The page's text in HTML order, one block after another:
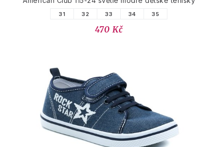
31 32 33 34 35
470 Kč